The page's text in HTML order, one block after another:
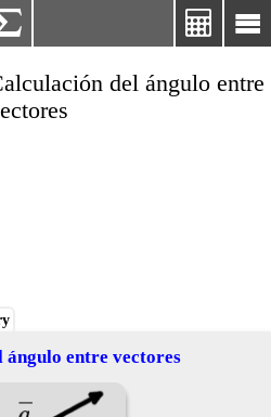


del ángulo entre
ángulo entre vectores